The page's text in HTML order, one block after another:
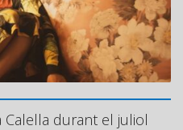
Calella durant el juliol